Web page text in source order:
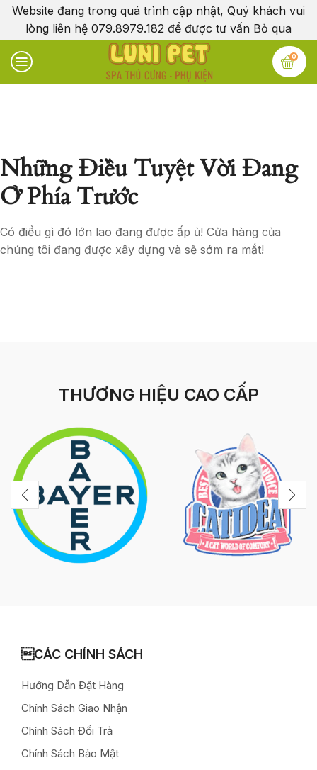
Website đang trong quá trình cập nhật, Quý khách vui
lòng liên hệ 079.8979.182 để được tư vấn Bỏ qua
0
Những Điều Tuyệt Vời Đang
Ở Phía Trước
Có điều gì đó lớn lao đang được ấp ủ! Cửa hàng của
chúng tôi đang được xây dựng và sẽ sớm ra mắt!
THƯƠNG HIỆU CAO CẤP
CÁC CHÍNH SÁCH
Hướng Dẫn Đặt Hàng
Chính Sách Giao Nhận
Chính Sách Đổi Trả
Chính Sách Bảo Mật